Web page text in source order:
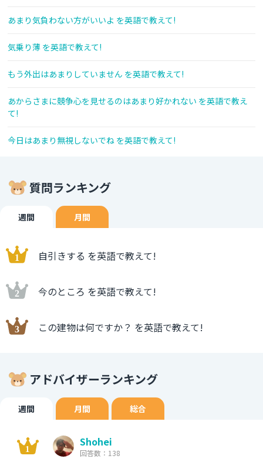
あまり気負わない方がいいよ を英語で教えて!
気乗り薄 を英語で教えて!
もう外出はあまりしていません を英語で教えて!
あからさまに競争心を見せるのはあまり好かれない を英語で教え
て!
今日はあまり無視しないでね を英語で教えて!
質問ランキング
週間 月間
自引きする を英語で教えて!
今のところ を英語で教えて!
この建物は何ですか？ を英語で教えて!
アドバイザーランキング
週間 月間 総合
Shohei
回答数：138